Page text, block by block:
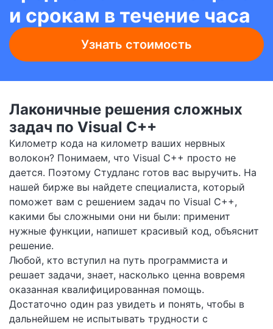
и срокам в течение часа
Узнать стоимость
Лаконичные решения сложных
задач по Visual C++
Километр кода на километр ваших нервных
волокон? Понимаем, что Visual С++ просто не
дается. Поэтому Студланс готов вас выручить. На
нашей бирже вы найдете специалиста, который
поможет вам с решением задач по Visual C++,
какими бы сложными они ни были: применит
нужные функции, напишет красивый код, объяснит
решение.
Любой, кто вступил на путь программиста и
решает задачи, знает, насколько ценна вовремя
оказанная квалифицированная помощь.
Достаточно один раз увидеть и понять, чтобы в
дальнейшем не испытывать трудности с